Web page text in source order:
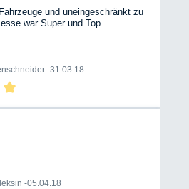
und uneingeschränkt zu
war Super und Top
-31.03.18
-05.04.18